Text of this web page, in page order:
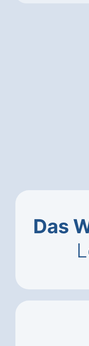
Das